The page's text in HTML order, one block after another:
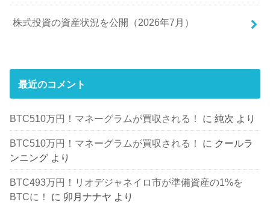
株式投資の資産状況を公開（2026年7月）
最近のコメント
BTC510万円！マネーグラムが買収される！ に純次 より
BTC510万円！マネーグラムが買収される！ に クールラ
ンニング より
BTC493万円！リオデジャネイロ市が準備資産の1%を
BTCに！
に 卯月ナナヤ より